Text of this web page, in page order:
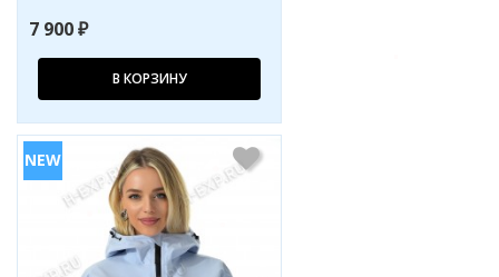
7 900 ₽
В КОРЗИНУ